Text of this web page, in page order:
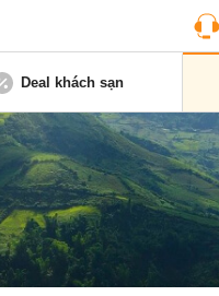
Deal khách sạn